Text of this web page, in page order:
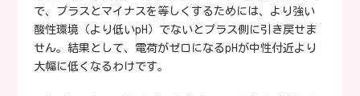
で、プラスとマイナスを等しくするためには、より強い
酸性環境（より低いpH）でないとプラス側に引き戻せま
せん。結果として、電荷がゼロになるpHが中性付近より
大幅に低くなるわけです。